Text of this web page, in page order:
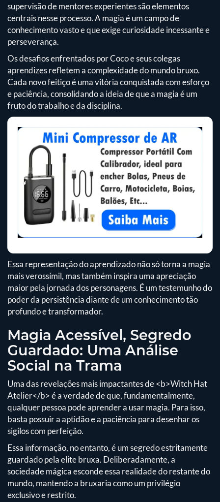
supervisão de mentores experientes são elementos
centrais nesse processo. A magia é um campo de
conhecimento vasto e que exige curiosidade incessante e
perseverança.
Os desafios enfrentados por Coco e seus colegas
aprendizes refletem a complexidade do mundo bruxo.
Cada novo feitiço é uma vitória conquistada com esforço
e paciência, consolidando a ideia de que a magia é um
fruto do trabalho e da disciplina.
Essa representação do aprendizado não só torna a magia
mais verossímil, mas também inspira uma apreciação
maior pela jornada dos personagens. É um testemunho do
poder da persistência diante de um conhecimento tão
profundo e transformador.
Magia Acessível, Segredo
Guardado: Uma Análise
Social na Trama
Uma das revelações mais impactantes de <b>Witch Hat
Atelier</b> é a verdade de que, fundamentalmente,
qualquer pessoa pode aprender a usar magia. Para isso,
basta possuir a aptidão e a paciência para desenhar os
sigilos com perfeição.
Essa informação, no entanto, é um segredo estritamente
guardado pela elite bruxa. Deliberadamente, a
sociedade mágica esconde essa realidade do restante do
mundo, mantendo a bruxaria como um privilégio
exclusivo e restrito.